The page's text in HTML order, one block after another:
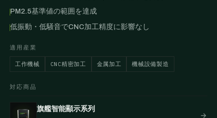
PM2.5基準値の範囲を達成
低振動・低騒音でCNC加工精度に影響なし
適用産業
工作機械 CNC精密加工 金属加工 機械設備製造
対応商品
旗艦智能顯示系列